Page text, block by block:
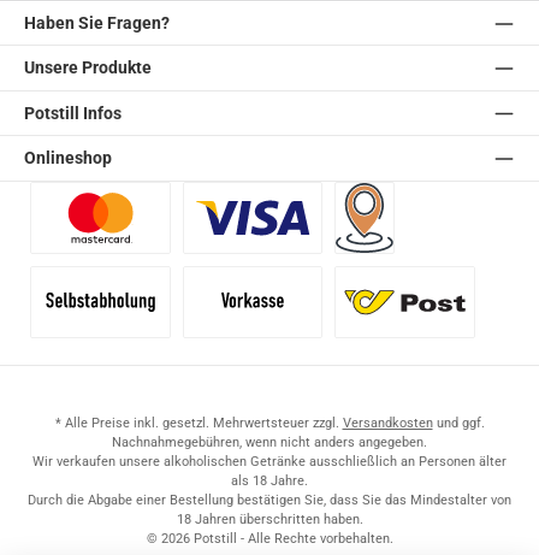
Haben Sie Fragen?
Unsere Produkte
Potstill Infos
Onlineshop
* Alle Preise inkl. gesetzl. Mehrwertsteuer zzgl. Versandkostenund ggf.
Nachnahmegebühren, wenn nicht anders angegeben.
Wir verkaufen unsere alkoholischen Getränke ausschließlich an Personen älter
als 18 Jahre.
Durch die Abgabe einer Bestellung bestätigen Sie, dass Sie das Mindestalter von
18 Jahren überschritten haben.
© 2026 Potstill - Alle Rechte vorbehalten.